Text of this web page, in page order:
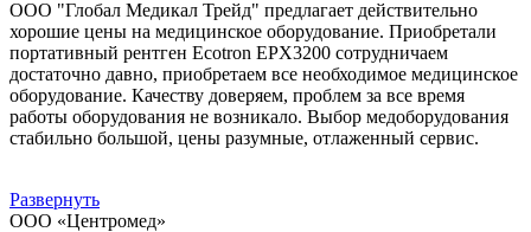
ООО "Глобал Медикал Трейд" предлагает действительно
хорошие цены на медицинское оборудование. Приобретали
портативный рентген Ecotron EPX3200 сотрудничаем
достаточно давно, приобретаем все необходимое медицинское
оборудование. Качеству доверяем, проблем за все время
работы оборудования не возникало. Выбор медоборудования
стабильно большой, цены разумные, отлаженный сервис.
Развернуть
ООО «Центромед»